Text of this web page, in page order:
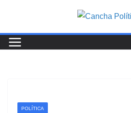
contenido
POLÍTICA